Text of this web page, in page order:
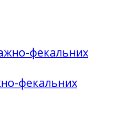
фекальних